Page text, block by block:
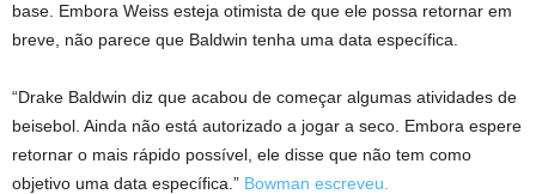
base. Embora Weiss esteja otimista de que ele possa retornar em
breve, não parece que Baldwin tenha uma data específica.
“Drake Baldwin diz que acabou de começar algumas atividades de
beisebol. Ainda não está autorizado a jogar a seco. Embora espere
retornar o mais rápido possível, ele disse que não tem como
objetivo uma data específica.” Bowman escreveu.